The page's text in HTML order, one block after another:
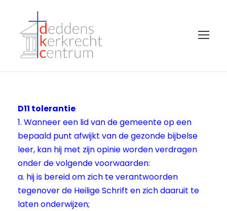
D11 tolerantie
1. Wanneer een lid van de gemeente op een
bepaald punt afwijkt van de gezonde bijbelse
leer, kan hij met zijn opinie worden verdragen
onder de volgende voorwaarden:
a. hij is bereid om zich te verantwoorden
tegenover de Heilige Schrift en zich daaruit te
laten onderwijzen;